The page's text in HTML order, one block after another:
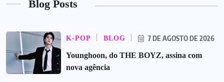
Blog Posts
K-POP BLOG
7 DE AGOSTO DE 2026
Younghoon, do THE BOYZ, assina com
nova agência